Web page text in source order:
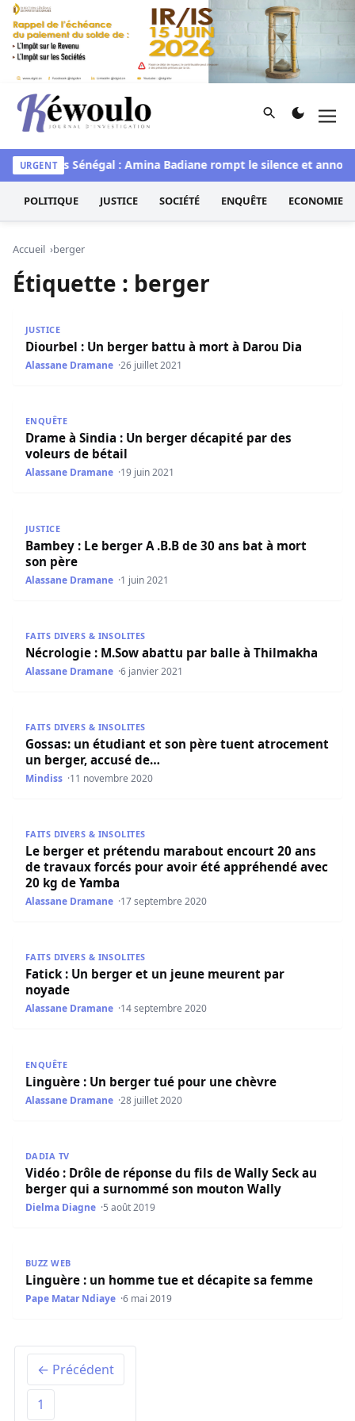
Aller au contenu
Kéwoulo, le premier site d'information et d'investigation
Rechercher
URGENT
Miss Sénégal : Amina Badiane rompt le silence et
POLITIQUE JUSTICE SOCIÉTÉ ENQUÊTE ECONOMIE
Accueil berger
Étiquette : berger
JUSTICE
Diourbel : Un berger battu à mort à Darou Dia
Alassane Dramane 26 juillet 2021
ENQUÊTE
Drame à Sindia : Un berger décapité par des
voleurs de bétail
Alassane Dramane 19 juin 2021
JUSTICE
Bambey : Le berger A .B.B de 30 ans bat à mort
son père
Alassane Dramane 1 juin 2021
FAITS DIVERS & INSOLITES
Nécrologie : M.Sow abattu par balle à Thilmakha
Alassane Dramane 6 janvier 2021
FAITS DIVERS & INSOLITES
Gossas: un étudiant et son père tuent atrocement
un berger, accusé de…
Mindiss 11 novembre 2020
FAITS DIVERS & INSOLITES
Le berger et prétendu marabout encourt 20 ans
de travaux forcés pour avoir été appréhendé avec
20 kg de Yamba
Alassane Dramane 17 septembre 2020
FAITS DIVERS & INSOLITES
Fatick : Un berger et un jeune meurent par
noyade
Alassane Dramane 14 septembre 2020
ENQUÊTE
Linguère : Un berger tué pour une chèvre
Alassane Dramane 28 juillet 2020
DADIA TV
Vidéo : Drôle de réponse du fils de Wally Seck au
berger qui a surnommé son mouton Wally
Dielma Diagne 5 août 2019
BUZZ WEB
Linguère : un homme tue et décapite sa femme
Pape Matar Ndiaye 6 mai 2019
← Précédent
1